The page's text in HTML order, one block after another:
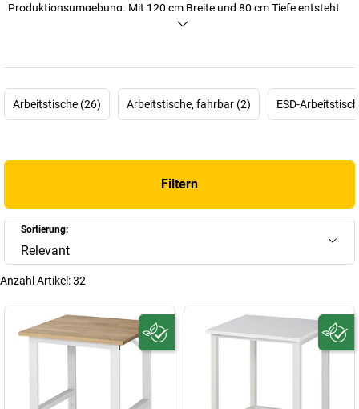
Produktionsumgebung. Mit 120 cm Breite und 80 cm Tiefe entsteht
ausreichend Platz für Werkzeuge, Materialien oder Montagearbeiten,
Beikaiserkraftfinden Sie Arbeitstische mit dem Maß 120x80 cm, die
120x80 cm großer Arbeitstisch flexibel in bestehende Raumkonzepte
integrieren und unterstützt effiziente Abläufe im Arbeitsalltag.
Mehr anzeigen
Arbeitstische (26) Arbeitstische, fahrbar (2) ESD-
Filtern
Sortierung:
Relevant
Anzahl Artikel:32